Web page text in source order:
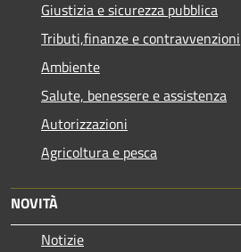
Giustizia e sicurezza pubblica
Tributi,finanze e contravvenzioni
Ambiente
Salute, benessere e assistenza
Autorizzazioni
Agricoltura e pesca
NOVITÀ
Notizie